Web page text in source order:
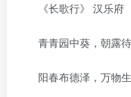
《长歌行》 汉乐府
青青园中葵，朝露待
阳春布德泽，万物生